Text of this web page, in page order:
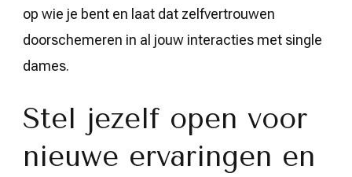
op wie je bent en laat dat zelfvertrouwen
doorschemeren in al jouw interacties met single
dames.
Stel jezelf open voor
nieuwe ervaringen en